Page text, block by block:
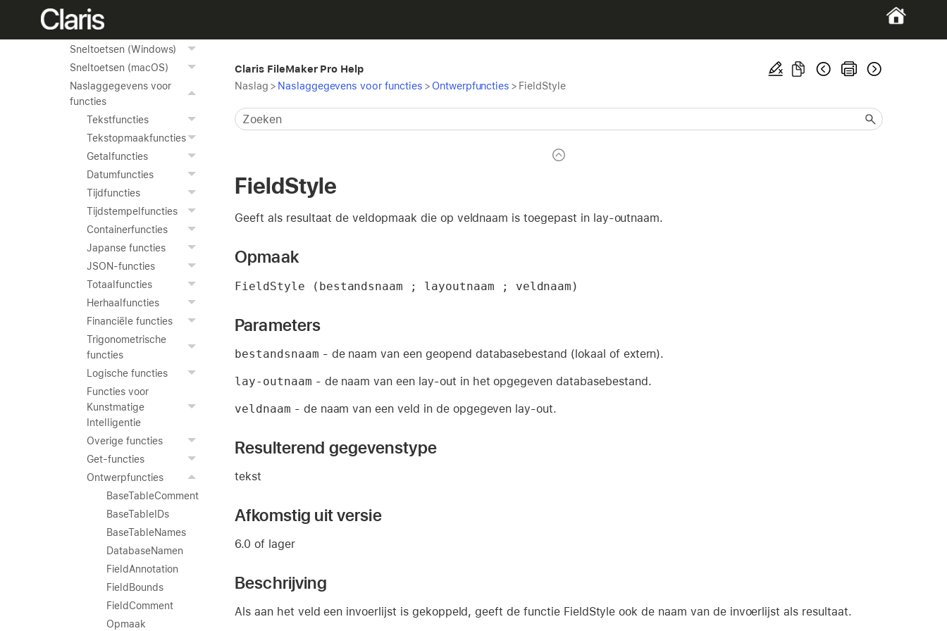
Naslag
Instellingen wijzigen
Sneltoetsen (Windows)
Sneltoetsen (macOS)
Naslaggegevens voor
functies
Tekstfuncties
Tekstopmaakfuncties
Getalfuncties
Datumfuncties
Tijdfuncties
Tijdstempelfuncties
Containerfuncties
Japanse functies
JSON-functies
Totaalfuncties
Herhaalfuncties
Financiële functies
Trigonometrische
functies
Logische functies
Functies voor
Kunstmatige
Intelligentie
Overige functies
Get-functies
Ontwerpfuncties
BaseTableComment
BaseTableIDs
BaseTableNames
DatabaseNamen
FieldAnnotation
FieldBounds
FieldComment
Opmaak
Claris FileMaker Pro Help
Naslag > Naslaggegevens voor functies > Ontwerpfuncties > FieldStyle
FieldStyle
Geeft als resultaat de veldopmaak die op veldnaam is toegepast in lay-outnaam.
Opmaak
FieldStyle (bestandsnaam ; layoutnaam ; veldnaam)
Parameters
bestandsnaam - de naam van een geopend databasebestand (lokaal of extern).
lay-outnaam - de naam van een lay-out in het opgegeven databasebestand.
veldnaam - de naam van een veld in de opgegeven lay-out.
Resulterend gegevenstype
tekst
Afkomstig uit versie
6.0 of lager
Beschrijving
Als aan het veld een invoerlijst is gekoppeld, geeft de functie FieldStyle ook de naam van de invoerlijst als resultaat.